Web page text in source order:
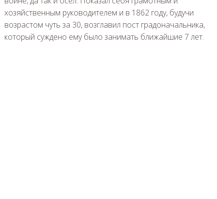
хозяйственным руководителем и в 1862 году, будучи
возрастом чуть за 30, возглавил пост градоначальника,
который суждено ему было занимать ближайшие 7 лет.